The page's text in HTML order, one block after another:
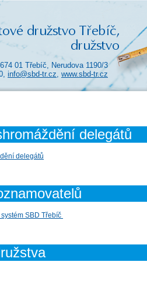
674 01 Třebíč, Nerudova 1190/3
info@sbd-tr.cz, www.sbd-tr.cz
delegátů
delegátů
SBD Třebíč